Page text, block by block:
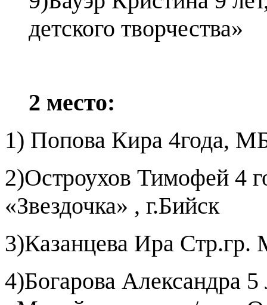
детского творчества»
2 место:
1) Попова Кира 4года,
2)Остроухов Тимофей
«Звездочка» , г.Бийск
3)Казанцева Ира
4)Богарова Александра